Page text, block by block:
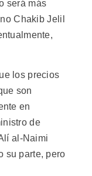
más
Chakib Jelil
los precios
son
en
de
al-Naimi
su parte, pero